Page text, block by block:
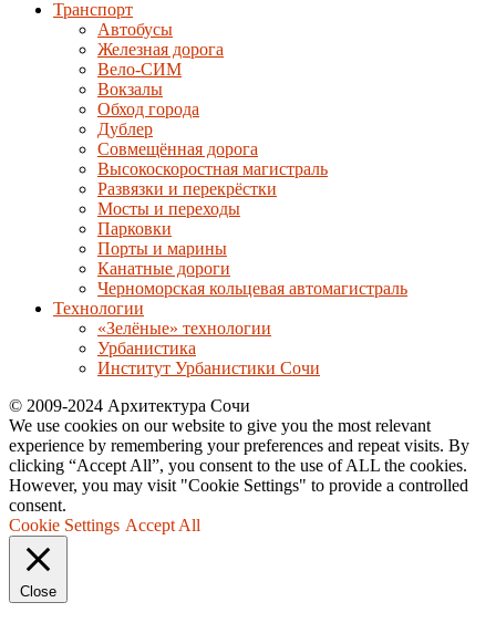
Транспорт
Автобусы
Железная дорога
Вело-СИМ
Вокзалы
Обход города
Дублер
Совмещённая дорога
Высокоскоростная магистраль
Развязки и перекрёстки
Мосты и переходы
Парковки
Порты и марины
Канатные дороги
Черноморская кольцевая автомагистраль
Технологии
«Зелёные» технологии
Урбанистика
Институт Урбанистики Сочи
© 2009-2024 Архитектура Сочи
We use cookies on our website to give you the most relevant
experience by remembering your preferences and repeat visits. By
clicking “Accept All”, you consent to the use of ALL the cookies.
However, you may visit "Cookie Settings" to provide a controlled
consent.
Cookie Settings Accept All
Close